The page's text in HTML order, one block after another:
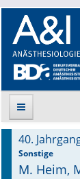
Suche
40.
Sonstige
M. Heim,